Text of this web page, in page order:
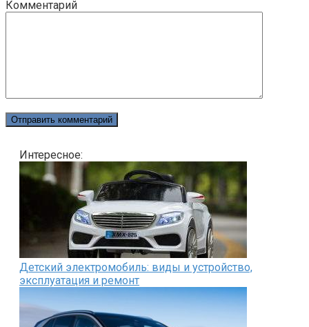
Комментарий
Интересное:
Детский электромобиль: виды и устройство,
эксплуатация и ремонт